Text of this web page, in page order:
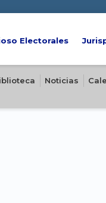
Electorales
Noticias